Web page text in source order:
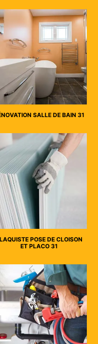
SALLE DE BAIN 31
POSE DE CLOISON
ET PLACO 31